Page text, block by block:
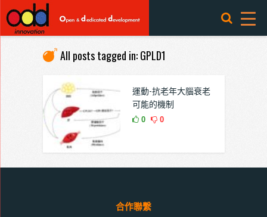
All posts tagged in: GPLD1
運動-抗老年大腦衰老
可能的機制
0 0
合作聯繫